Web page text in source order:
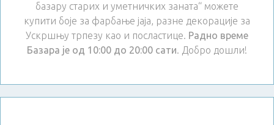
базару старих и уметничких заната“ можете
купити боје за фарбање јаја, разне декорације за
Ускршњу трпезу као и посластице. Радно време
Базара је од 10:00 до 20:00 сати. Добро дошли!